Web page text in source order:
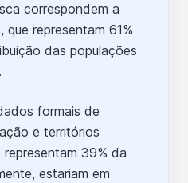
correspondem a
representam 61%
das populações
formais de
e territórios
representam 39% da
estariam em